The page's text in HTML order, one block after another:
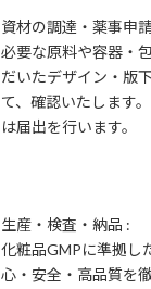
資材の調達・薬事申
必要な原料や容器・
だいたデザイン・版
て、確認いたします
は届出を行います。
生産・検査・納品 :
化粧品GMPに準拠し
心・安全・高品質を